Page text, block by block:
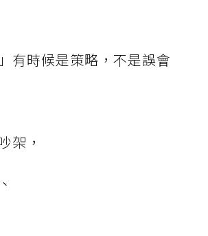
有時候是策略，不是誤會
架，